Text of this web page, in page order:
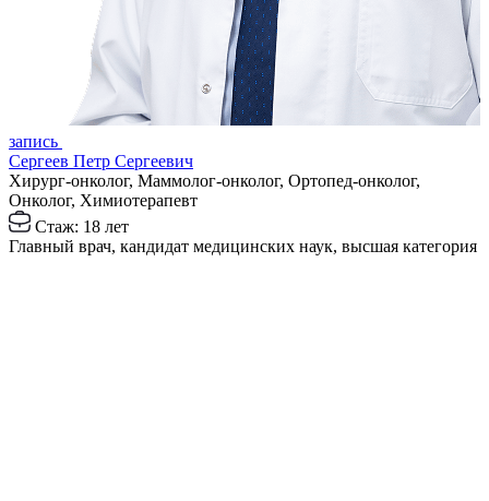
запись
Сергеев Петр Сергеевич
Хирург-онколог, Маммолог-онколог, Ортопед-онколог,
Онколог, Химиотерапевт
Стаж: 18 лет
Главный врач, кандидат медицинских наук, высшая категория